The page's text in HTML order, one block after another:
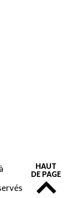
HAUT
DE PAGE